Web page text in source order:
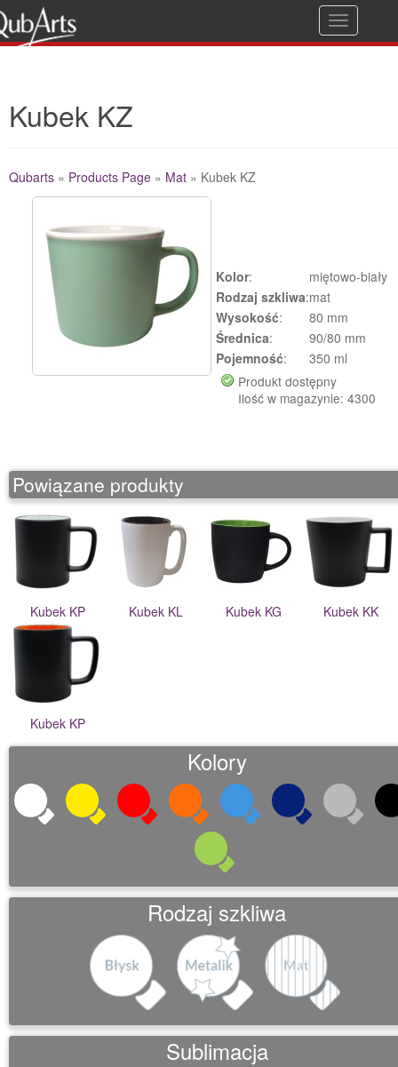
T
a
t
o
Kubek KZ
Qubarts » Products Page » Mat » Kubek KZ
Kolor:
miętowo-biały
Rodzaj szkliwa:mat
Wysokość:
80 mm
Średnica:
90/80 mm
Pojemność:
350 ml
Produkt dostępny
Ilość w magazynie: 4300
Powiązane produkty
Kubek KP Kubek KL Kubek KG Kubek KK
Kubek KP
Kolory
Rodzaj szkliwa
Sublimacja